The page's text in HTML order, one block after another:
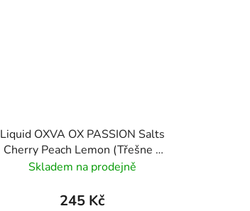
Liquid OXVA OX PASSION Salts
Cherry Peach Lemon (Třešne s
broskví a citronem) 10ml -
Skladem na prodejně
245 Kč